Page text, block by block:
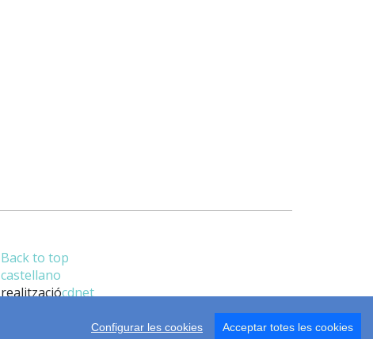
Configurar les cookies Acceptar totes les cookies
Back to top
castellano
realitzaciócdnet